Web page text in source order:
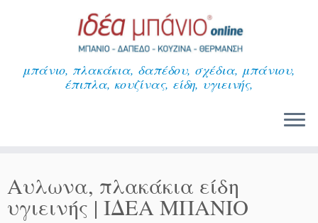
μπάνιο, πλακάκια, δαπέδου, σχέδια, μπάνιου,
έπιπλα, κουζίνας, είδη, υγιεινής,
Αυλωνα, πλακάκια είδη
υγιεινής | ΙΔΕΑ ΜΠΑΝΙΟ